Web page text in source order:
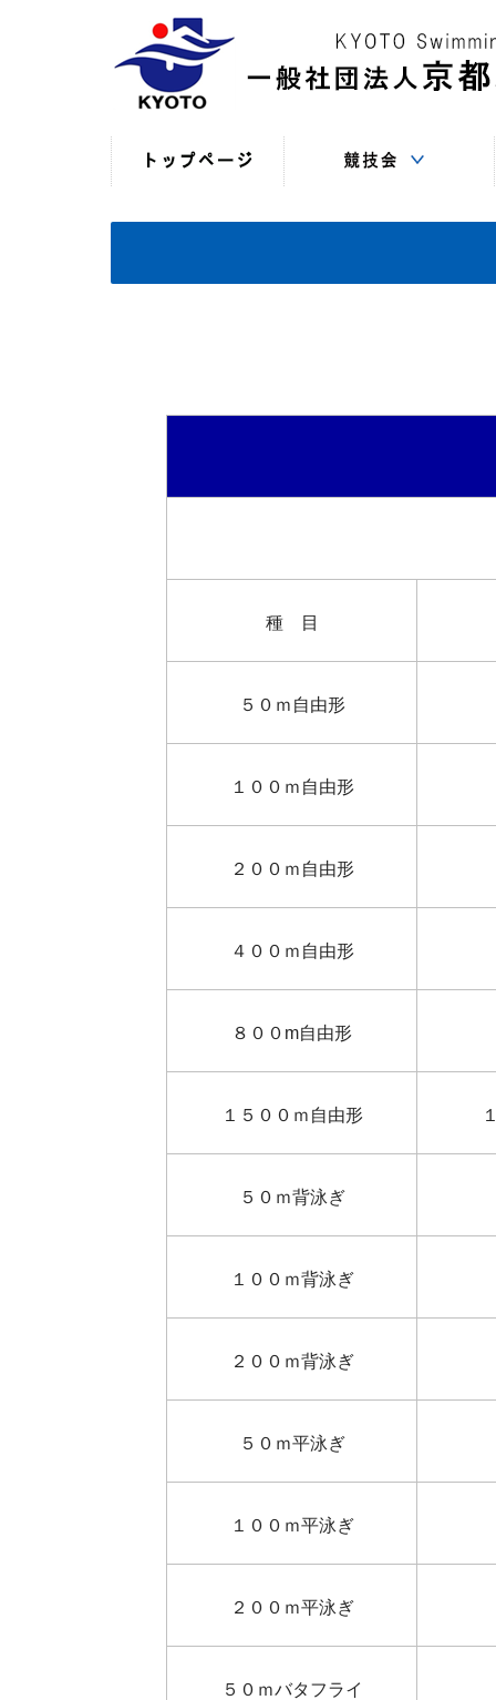
（現年度）
（過年度以前）
（申込・連絡事項等）
種 目
５０ｍ自由形
１００ｍ自由形
２００ｍ自由形
４００ｍ自由形
８００m自由形
１５００ｍ自由形
５０ｍ背泳ぎ
１００ｍ背泳ぎ
２００ｍ背泳ぎ
５０ｍ平泳ぎ
１００ｍ平泳ぎ
２００ｍ平泳ぎ
５０ｍバタフライ